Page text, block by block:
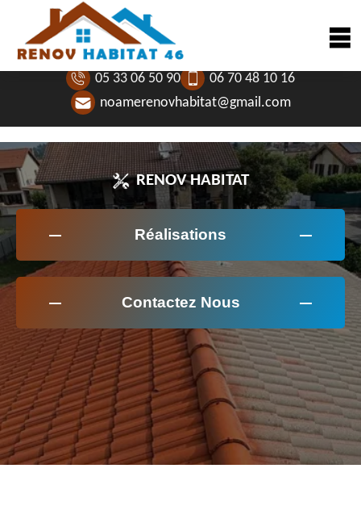
05 33 06 50 90
06 70 48 10 16
noamerenovhabitat@gmail.com
RENOV HABITAT
Réalisations
Contactez Nous